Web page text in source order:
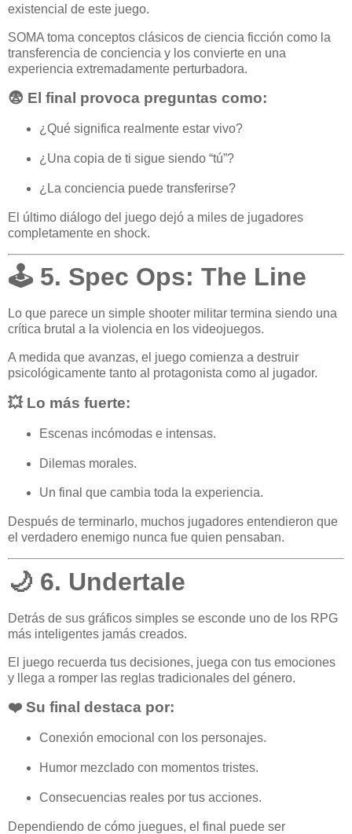
existencial de este juego.
SOMA toma conceptos clásicos de ciencia ficción como la
transferencia de conciencia y los convierte en una
experiencia extremadamente perturbadora.
😨 El final provoca preguntas como:
¿Qué significa realmente estar vivo?
¿Una copia de ti sigue siendo “tú”?
¿La conciencia puede transferirse?
El último diálogo del juego dejó a miles de jugadores
completamente en shock.
🕹️ 5. Spec Ops: The Line
Lo que parece un simple shooter militar termina siendo una
crítica brutal a la violencia en los videojuegos.
A medida que avanzas, el juego comienza a destruir
psicológicamente tanto al protagonista como al jugador.
💥 Lo más fuerte:
Escenas incómodas e intensas.
Dilemas morales.
Un final que cambia toda la experiencia.
Después de terminarlo, muchos jugadores entendieron que
el verdadero enemigo nunca fue quien pensaban.
🌙 6. Undertale
Detrás de sus gráficos simples se esconde uno de los RPG
más inteligentes jamás creados.
El juego recuerda tus decisiones, juega con tus emociones
y llega a romper las reglas tradicionales del género.
❤️ Su final destaca por:
Conexión emocional con los personajes.
Humor mezclado con momentos tristes.
Consecuencias reales por tus acciones.
Dependiendo de cómo juegues, el final puede ser